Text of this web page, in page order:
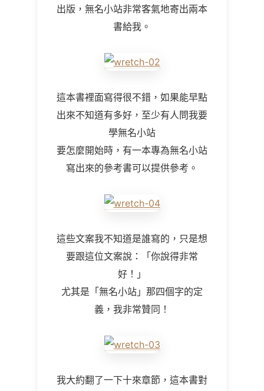
出版，無名小站非常客氣地寄出兩本
書給我。
這本書裡面寫得很不錯，如果能早點
出來不知道有多好，至少有人問我要
學無名小站
要怎麼開始時，有一本專為無名小站
寫出來的參考書可以提供參考。
這些文案我不知道是誰寫的，只是想
要跟這位文案說：「你說得非常
好！」
尤其是「無名小站」那四個字的定
義，我非常贊同！
我大約翻了一下十來章節，這本書對